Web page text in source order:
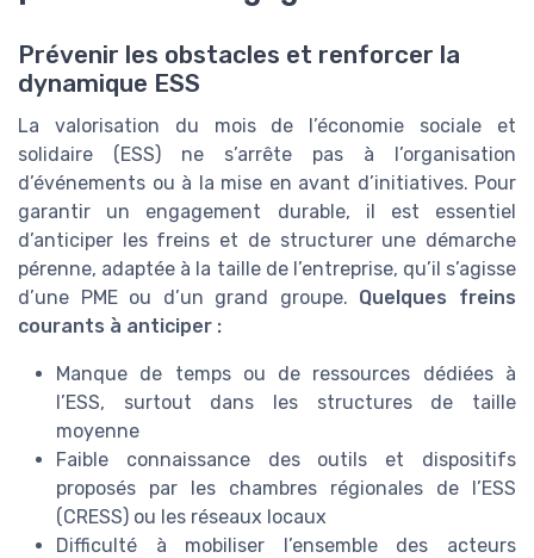
Prévenir les obstacles et renforcer la
dynamique ESS
La valorisation du mois de l’économie sociale et
solidaire (ESS) ne s’arrête pas à l’organisation
d’événements ou à la mise en avant d’initiatives. Pour
garantir un engagement durable, il est essentiel
d’anticiper les freins et de structurer une démarche
pérenne, adaptée à la taille de l’entreprise, qu’il s’agisse
d’une PME ou d’un grand groupe. Quelques freins
courants à anticiper :
Manque de temps ou de ressources dédiées à
l’ESS, surtout dans les structures de taille
moyenne
Faible connaissance des outils et dispositifs
proposés par les chambres régionales de l’ESS
(CRESS) ou les réseaux locaux
Difficulté à mobiliser l’ensemble des acteurs